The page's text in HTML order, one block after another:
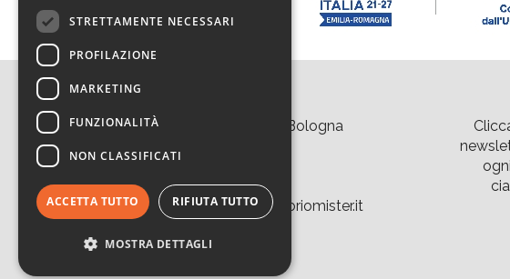
Area della Ricerca CNR di Bologna
40129 Bologna
Tel. +39 051 639 8457
tecnopolo.bo.cnr@laboratoriomister.it
STRETTAMENTE NECESSARI
PROFILAZIONE
MARKETING
FUNZIONALITÀ
NON CLASSIFICATI
ACCETTA TUTTO RIFIUTA TUTTO
MOSTRA DETTAGLI